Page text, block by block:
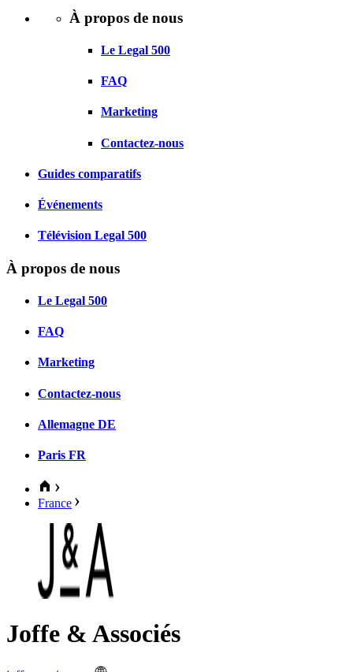
À propos de nous
Le Legal 500
FAQ
Marketing
Contactez-nous
Guides comparatifs
Événements
Télévision Legal 500
À propos de nous
Le Legal 500
FAQ
Marketing
Contactez-nous
Allemagne DE
Paris FR
France
Joffe & Associés